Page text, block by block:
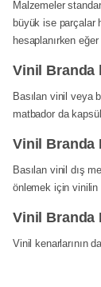
Malzemeler
büyük ise parçalar
hesaplanırken
Vinil Branda
Basılan vinil veya
matbador da
Vinil Branda
Basılan vinil dış
önlemek için vinilin
Vinil Branda
Vinil kenarlarının